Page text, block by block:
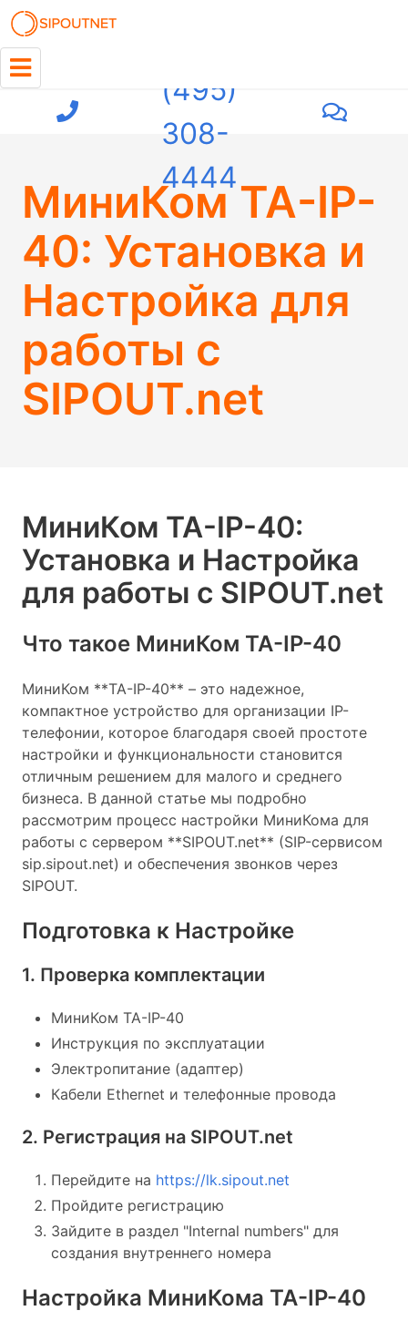
(495)
308-
4444
МиниКом TA-IP-
40: Установка и
Настройка для
работы с
SIPOUT.net
МиниКом TA-IP-40:
Установка и Настройка
для работы с SIPOUT.net
Что такое МиниКом TA-IP-40
МиниКом **TA-IP-40** – это надежное,
компактное устройство для организации IP-
телефонии, которое благодаря своей простоте
настройки и функциональности становится
отличным решением для малого и среднего
бизнеса. В данной статье мы подробно
рассмотрим процесс настройки МиниКома для
работы с сервером **SIPOUT.net** (SIP-сервисом
sip.sipout.net) и обеспечения звонков через
SIPOUT.
Подготовка к Настройке
1. Проверка комплектации
МиниКом TA-IP-40
Инструкция по эксплуатации
Электропитание (адаптер)
Кабели Ethernet и телефонные провода
2. Регистрация на SIPOUT.net
Перейдите на https://lk.sipout.net
Пройдите регистрацию
Зайдите в раздел "Internal numbers" для
создания внутреннего номера
Настройка МиниКома TA-IP-40